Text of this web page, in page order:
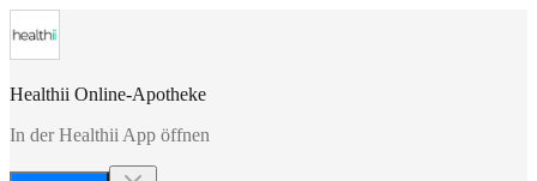
Healthii Online-Apotheke
In der Healthii App öffnen